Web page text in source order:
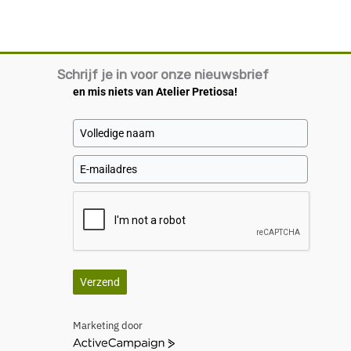
Schrijf je in voor onze nieuwsbrief
en mis niets van Atelier Pretiosa!
Verzend
Marketing door
A